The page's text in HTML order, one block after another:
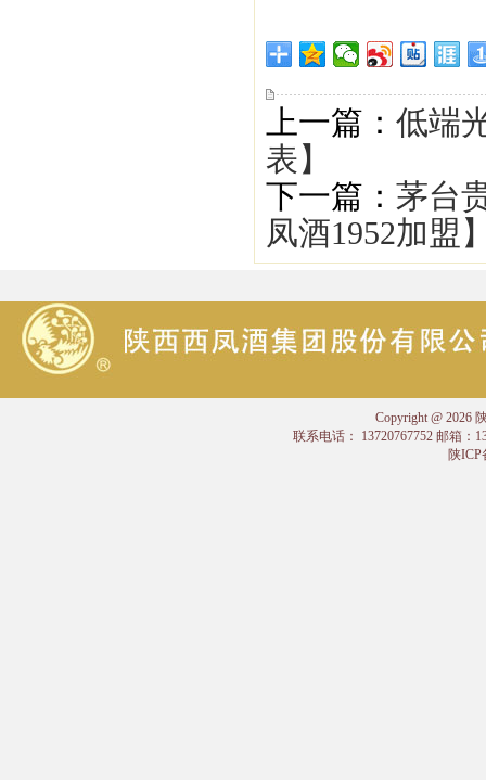
上一篇： 低端
表】
下一篇： 茅台
凤酒1952加盟
Copyright @ 2026
联系电话： 13720767752 邮箱：
陕ICP